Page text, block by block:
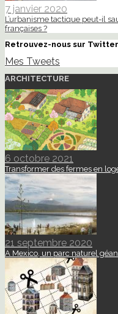
7 janvier 2020
L’urbanisme tactique peut-il
françaises ?
Retrouvez-nous sur Twitter
Mes Tweets
ARCHITECTURE
6 octobre 2021
Transformer des fermes en
21 septembre 2020
A Mexico, un parc naturel